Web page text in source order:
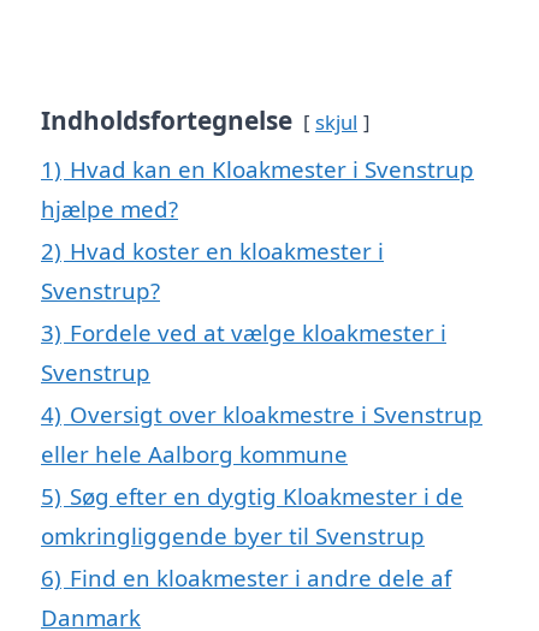
Indholdsfortegnelse skjul
1) Hvad kan en Kloakmester i Svenstrup
hjælpe med?
2) Hvad koster en kloakmester i
Svenstrup?
3) Fordele ved at vælge kloakmester i
Svenstrup
4) Oversigt over kloakmestre i Svenstrup
eller hele Aalborg kommune
5) Søg efter en dygtig Kloakmester i de
omkringliggende byer til Svenstrup
6) Find en kloakmester i andre dele af
Danmark